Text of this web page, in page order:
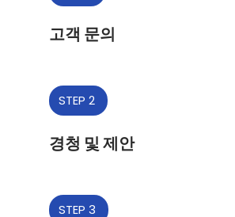
고객 문의
STEP 2
경청 및 제안
STEP 3